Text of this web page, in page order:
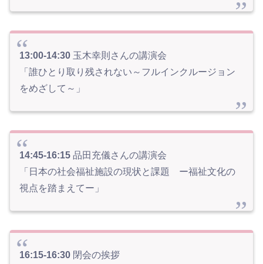
13:00-14:30 玉木幸則さんの講演会
「誰ひとり取り残されない～フルインクルージョン
をめざして～」
14:45-16:15 品田充儀さんの講演会
「日本の社会福祉施設の現状と課題 ー福祉文化の
視点を踏まえてー」
16:15-16:30 閉会の挨拶